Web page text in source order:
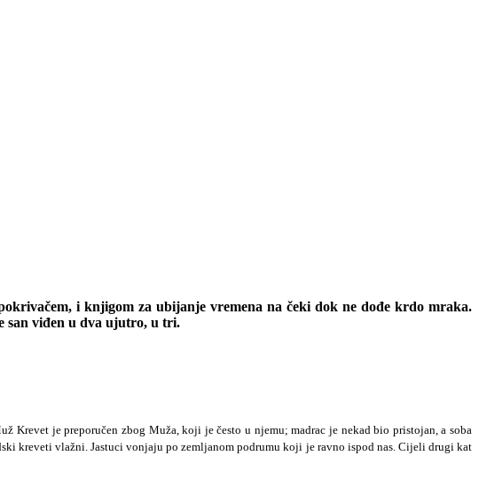
i knjigom za ubijanje vremena na čeki dok ne dođe krdo mraka.
san viđen u dva ujutro, u tri.
je preporučen zbog Muža, koji je često u njemu; madrac je nekad bio pristojan, a soba
kreveti vlažni. Jastuci vonjaju po zemljanom podrumu koji je ravno ispod nas. Cijeli drugi kat